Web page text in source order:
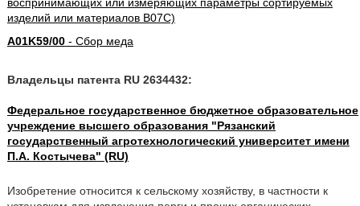
изделий или материалов B07C)
A01K59/00- Сбор меда
Владельцы патента RU 2634432:
Федеральное государственное бюджетное образовательное
учреждение высшего образования "Рязанский
государственный агротехнологический университет имени
П.А. Костычева" (RU)
Изобретение относится к сельскому хозяйству, в частности к